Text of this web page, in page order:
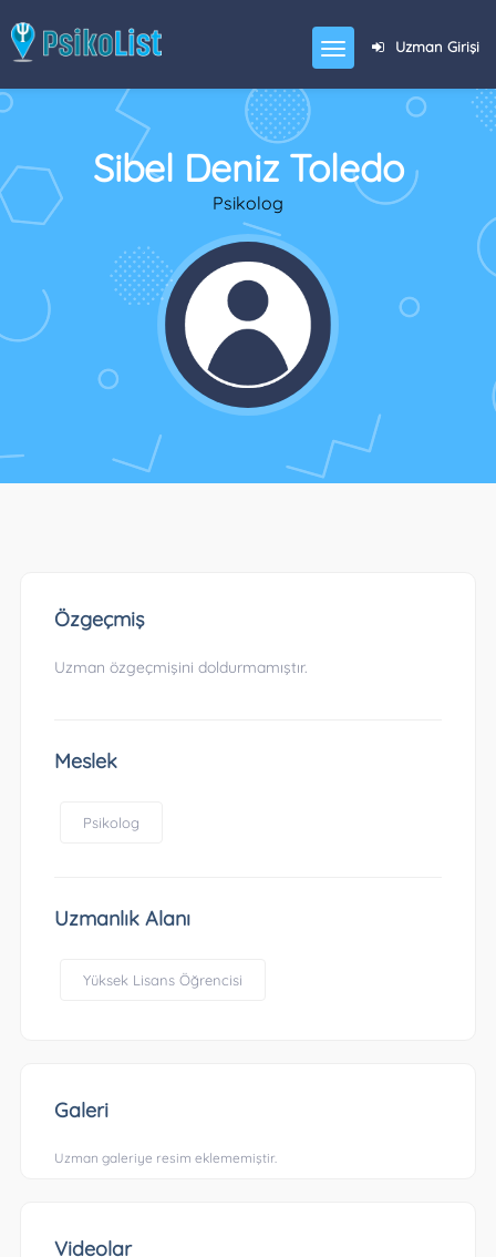
Uzman Girişi
Sibel Deniz Toledo
Psikolog
Özgeçmiş
Uzman özgeçmişini doldurmamıştır.
Meslek
Psikolog
Uzmanlık Alanı
Yüksek Lisans Öğrencisi
Galeri
Uzman galeriye resim eklememiştir.
Videolar